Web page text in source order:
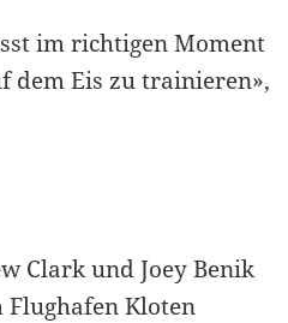
im richtigen Moment
dem Eis zu trainieren»,
Clark und Joey Benik
Flughafen Kloten